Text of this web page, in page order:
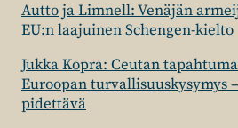
Autto ja Limnell: Venäjän
EU:n laajuinen Schengen-kielto
Jukka Kopra: Ceutan
Euroopan turvallisuuskysymys
pidettävä